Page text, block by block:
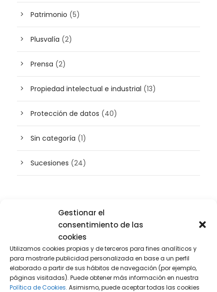
Gestionar el
consentimiento de las
cookies
Utilizamos cookies propias y de terceros para fines analíticos y
para mostrarle publicidad personalizada en base a un perfil
elaborado a partir de sus hábitos de navegación (por ejemplo,
páginas visitadas). Puede obtener más información en nuestra
Política de Cookies. Asimismo, puede aceptar todas las cookies
Patrimonio (5)
Plusvalía (2)
Prensa (2)
Propiedad intelectual e industrial (13)
Protección de datos (40)
Sin categoría (1)
Sucesiones (24)
Buscador de artículos